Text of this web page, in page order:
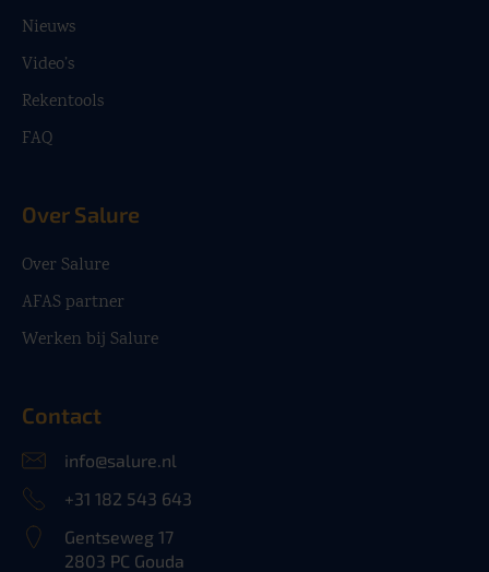
Nieuws
Video’s
Rekentools
FAQ
Over Salure
Over Salure
AFAS partner
Werken bij Salure
Contact
info@salure.nl
+31 182 543 643
Gentseweg 17
2803 PC Gouda